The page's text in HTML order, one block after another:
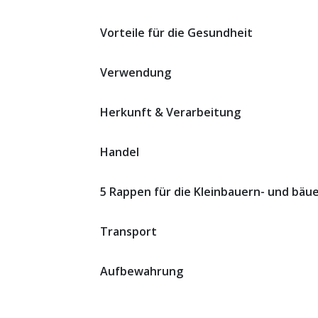
Vorteile für die Gesundheit
Verwendung
Herkunft & Verarbeitung
Handel
5 Rappen für die Kleinbauern- und
Transport
Aufbewahrung